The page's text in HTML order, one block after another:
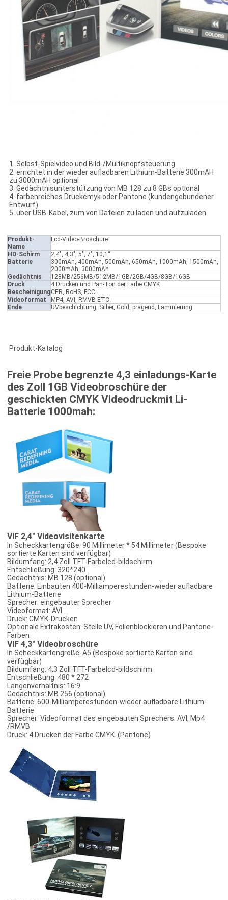
1. Selbst-Spielvideo und Bild-/Multiknopfsteuerung
2. errichtet in der wieder aufladbaren Lithium-Batterie 300mAH
zu 3000mAH optional
3. Gedächtnisunterstützung von MB 128 zu 8 GBs optional
4. farbenreiches Druckcmyk oder Pantone (kundengebundener
Entwurf)
5. über USB-Kabel, zum von Dateien zu laden und aufzuladen
Produkt-
Name
Lcd-Video-Broschüre
HD-Schirm
2,4", 4,3", 5", 7", 10,1“
Batterie
300mAh, 400mAh, 500mAh, 650mAh, 1000mAh, 1500mAh,
2000mAh, 3000mAh
Gedächtnis
128MB/256MB/512MB/1GB/2GB/4GB/8GB/16GB
Druck
4 Drucken und Pan-Ton der Farbe CMYK
BescheinigungCER, RoHS, FCC
Videoformat
MP4, AVI, RMVB ETC.
Ende
UVbeschichtung, Silber, Gold, prägend, Laminierung
Produkt-Katalog
Freie Probe begrenzte 4,3 einladungs-Karte
des Zoll 1GB Videobroschüre der
geschickten CMYK Videodruckmit Li-
Batterie 1000mah:
VIF 2,4" Videovisitenkarte
In Scheckkartengröße: 90 Millimeter * 54 Millimeter (Bespoke
sortierte Karten sind verfügbar)
Bildumfang: 2,4 Zoll TFT-Farbelcd-bildschirm
Entschließung: 320*240
Gedächtnis: MB 128 (optional)
Batterie: Einbauten 400-Milliamperestunden-wieder aufladbare
Lithium-Batterie
Sprecher: eingebauter Sprecher
Videoformat: AVI
Druck: CMYK-Drucken
Optionale Extrakosten: Stelle UV, Folienblockieren und Pantone-
Farben
VIF 4,3" Videobroschüre
In Scheckkartengröße: A5 (Bespoke sortierte Karten sind
verfügbar)
Bildumfang: 4,3 Zoll TFT-Farbelcd-bildschirm
Entschließung: 480 * 272
Längenverhältnis: 16:9
Gedächtnis: MB 256 (optional)
Batterie: 600-Milliamperestunden-wieder aufladbare Lithium-
Batterie
Sprecher: Videoformat des eingebauten Sprechers: AVI, Mp4
/RMVB
Druck: 4 Drucken der Farbe CMYK. (Pantone)